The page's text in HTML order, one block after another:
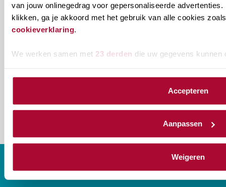
van jouw onlinegedrag voor gepersonaliseerde advertenties.
klikken, ga je akkoord met het gebruik van alle cookies
cookieverklaring.
We werken samen met 23 derden die uw gegevens kunnen
Accepteren
Aanpassen
Weigeren
zou
je
willen
ontvangen?
Verenigingsnieuws